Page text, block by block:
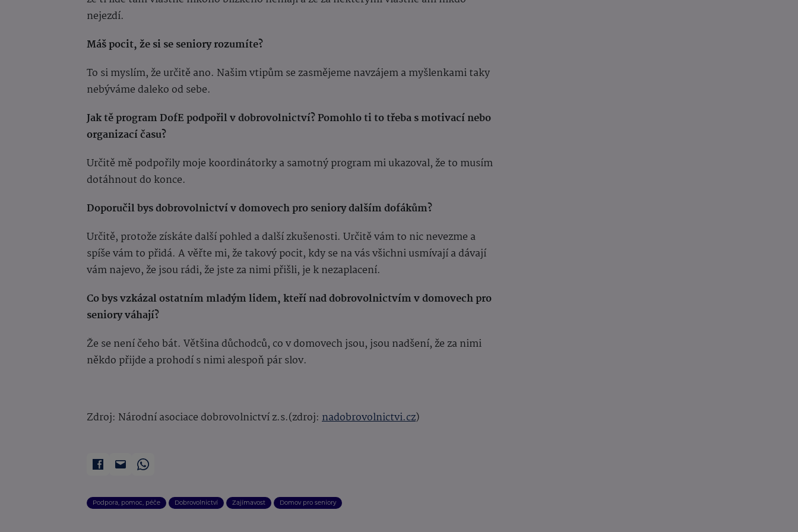
nejezdí.
Máš pocit, že si se seniory rozumíte?
To si myslím, že určitě ano. Našim vtipům se zasmějeme navzájem a myšlenkami taky
nebýváme daleko od sebe.
Jak tě program DofE podpořil v dobrovolnictví? Pomohlo ti to třeba s motivací nebo
organizací času?
Určitě mě podpořily moje koordinátorky a samotný program mi ukazoval, že to musím
dotáhnout do konce.
Doporučil bys dobrovolnictví v domovech pro seniory dalším dofákům?
Určitě, protože získáte další pohled a další zkušenosti. Určitě vám to nic nevezme a
spíše vám to přidá. A věřte mi, že takový pocit, kdy se na vás všichni usmívají a dávají
vám najevo, že jsou rádi, že jste za nimi přišli, je k nezaplacení.
Co bys vzkázal ostatním mladým lidem, kteří nad dobrovolnictvím v domovech pro
seniory váhají?
Že se není čeho bát. Většina důchodců, co v domovech jsou, jsou nadšení, že za nimi
někdo přijde a prohodí s nimi alespoň pár slov.
Zdroj: Národní asociace dobrovolnictví z.s.(zdroj: nadobrovolnictvi.cz)
Podpora, pomoc, péče Dobrovolnictví Zajímavost Domov pro seniory